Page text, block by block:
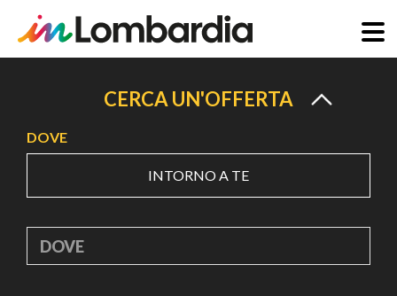
principale
CERCA UN'OFFERTA
DOVE
INTORNO A TE
DOVE